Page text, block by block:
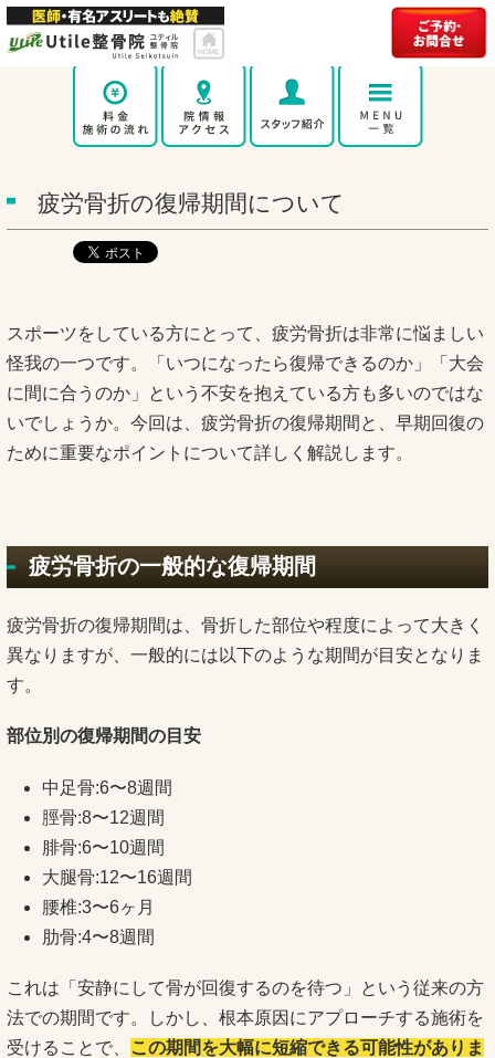
疲労骨折の復帰期間について
スポーツをしている方にとって、疲労骨折は非常に悩ましい
怪我の一つです。「いつになったら復帰できるのか」「大会
に間に合うのか」という不安を抱えている方も多いのではな
いでしょうか。今回は、疲労骨折の復帰期間と、早期回復の
ために重要なポイントについて詳しく解説します。
疲労骨折の一般的な復帰期間
疲労骨折の復帰期間は、骨折した部位や程度によって大きく
異なりますが、一般的には以下のような期間が目安となりま
す。
部位別の復帰期間の目安
中足骨:6〜8週間
脛骨:8〜12週間
腓骨:6〜10週間
大腿骨:12〜16週間
腰椎:3〜6ヶ月
肋骨:4〜8週間
これは「安静にして骨が回復するのを待つ」という従来の方
法での期間です。しかし、根本原因にアプローチする施術を
受けることで、
この期間を大幅に短縮できる可能性がありま